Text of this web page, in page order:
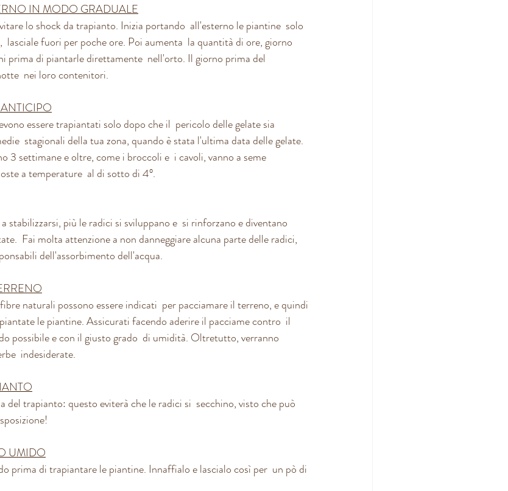
IN MODO GRADUALE
lo shock da trapianto. Inizia portando  all'esterno le piantine  solo
fuori per poche ore. Poi aumenta  la quantità di ore, giorno
prima di piantarle direttamente  nell'orto. Il giorno prima del
nei loro contenitori.
essere trapiantati solo dopo che il  pericolo delle gelate sia
stagionali della tua zona, quando è stata l'ultima data delle gelate.
3 settimane e oltre, come i broccoli e  i cavoli, vanno a seme
a temperature  al di sotto di 4°.
stabilizzarsi, più le radici si sviluppano e  si rinforzano e diventano
Fai molta attenzione a non danneggiare alcuna parte delle radici,
dell'assorbimento dell'acqua.
naturali possono essere indicati  per pacciamare il terreno, e quindi
le piantine. Assicurati facendo aderire il pacciame contro  il
possibile e con il giusto grado  di umidità. Oltretutto, verranno
indesiderate.
del trapianto: questo eviterà che le radici si  secchino, visto che può
UMIDO
prima di trapiantare le piantine. Innaffialo e lascialo così per  un pò di